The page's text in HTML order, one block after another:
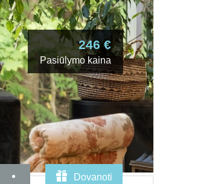
246 €
Pasiūlymo kaina
Dovanoti